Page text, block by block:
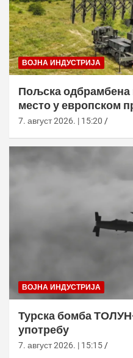
ВОЈНА ИНДУСТРИЈА
Пољска одбрамбена
место у европском
7. август 2026. | 15:20
ВОЈНА ИНДУСТРИЈА
Турска бомба
употребу
7. август 2026. | 15:15